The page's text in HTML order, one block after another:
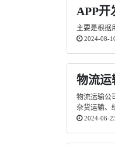
APP开
主要是根据
2024-08-
物流运
物流运输公
杂货运输、
2024-06-